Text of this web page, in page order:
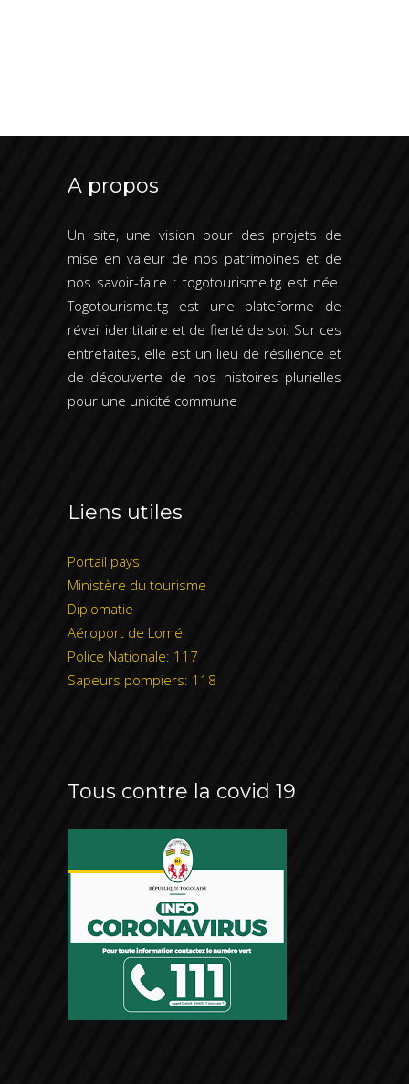
A propos
Un site, une vision pour des projets de
mise en valeur de nos patrimoines et de
nos savoir-faire : togotourisme.tg est née.
Togotourisme.tg est une plateforme de
réveil identitaire et de fierté de soi. Sur ces
entrefaites, elle est un lieu de résilience et
de découverte de nos histoires plurielles
pour une unicité commune
Liens utiles
Portail pays
Ministère du tourisme
Diplomatie
Aéroport de Lomé
Police Nationale: 117
Sapeurs pompiers: 118
Tous contre la covid 19